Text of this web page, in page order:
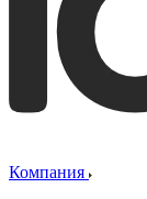
Компания